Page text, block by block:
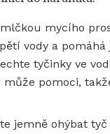
mycího
vody a
tyčinky ve
pomoci,
jemně ohýbat